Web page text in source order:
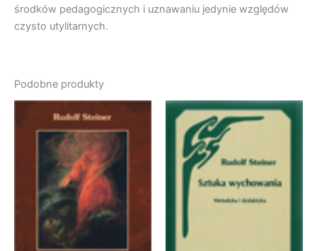
środków pedagogicznych i uznawaniu jedynie względów
czysto utylitarnych.
Podobne produkty